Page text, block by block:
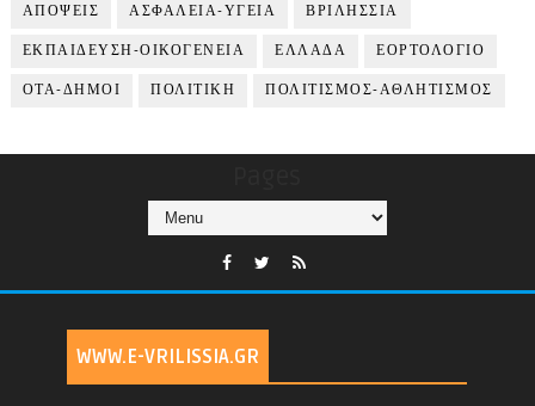
ΑΠΟΨΕΙΣ ΑΣΦΑΛΕΙΑ-ΥΓΕΙΑ ΒΡΙΛΗΣΣΙΑ
ΕΚΠΑΙΔΕΥΣΗ-ΟΙΚΟΓΕΝΕΙΑ ΕΛΛΑΔΑ ΕΟΡΤΟΛΟΓΙΟ
ΟΤΑ-ΔΗΜΟΙ ΠΟΛΙΤΙΚΗ ΠΟΛΙΤΙΣΜΟΣ-ΑΘΛΗΤΙΣΜΟΣ
WWW.E-VRILISSIA.GR